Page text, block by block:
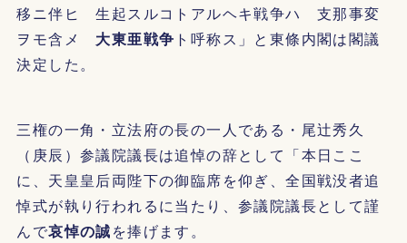
移ニ伴ヒ 生起スルコトアルヘキ戦争ハ 支那事変
ヲモ含メ 大東亜戦争 ト呼称ス」と東條内閣は閣議
決定した。
三権の一角・立法府の長の一人である・尾辻秀久
（庚辰）参議院議長は追悼の辞として「本日ここ
に、天皇皇后両陛下の御臨席を仰ぎ、全国戦没者追
悼式が執り行われるに当たり、参議院議長として謹
んで哀悼の誠を捧げます。